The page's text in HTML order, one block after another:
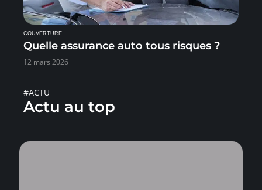
COUVERTURE
Quelle assurance auto tous risques ?
12 mars 2026
#ACTU
Actu au top